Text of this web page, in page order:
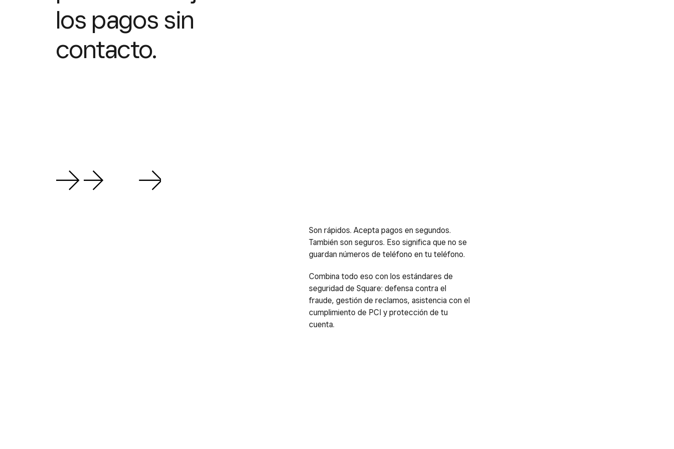
los pagos sin
contacto.
Son rápidos. Acepta pagos en segundos.
También son seguros. Eso significa que no se
guardan números de teléfono en tu teléfono.
Combina todo eso con los estándares de
seguridad de Square: defensa contra el
fraude, gestión de reclamos, asistencia con el
cumplimiento de PCI y protección de tu
cuenta.